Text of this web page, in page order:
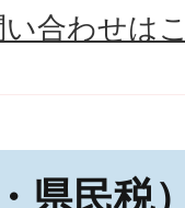
合わせは
県民税